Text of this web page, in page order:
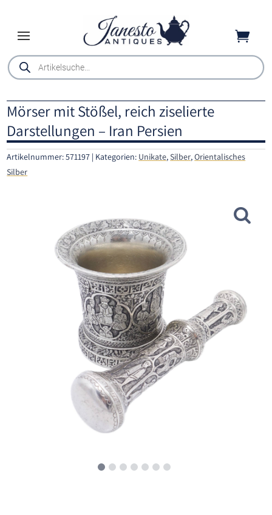

Products
search
Mörser mit Stößel, reich ziselierte
Darstellungen – Iran Persien
Artikelnummer:571197 Kategorien: Unikate,Silber,Orientalisches
Silber